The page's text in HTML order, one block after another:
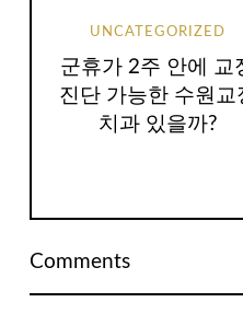
UNCATEGORIZED
군휴가 2주 안에 교
진단 가능한 수원교
치과 있을까?
Comments